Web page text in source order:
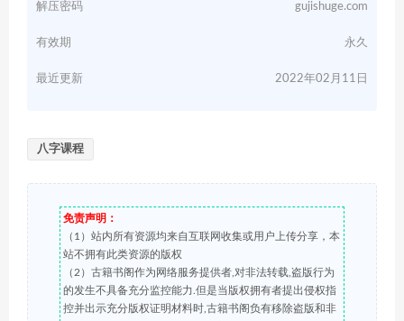
解压密码 gujishuge.com
有效期 永久
最近更新 2022年02月11日
八字课程
免责声明：
（1）站内所有资源均来自互联网收集或用户上传分享，本
站不拥有此类资源的版权
（2）古籍书阁作为网络服务提供者,对非法转载,盗版行为
的发生不具备充分监控能力.但是当版权拥有者提出侵权指
控并出示充分版权证明材料时,古籍书阁负有移除盗版和非